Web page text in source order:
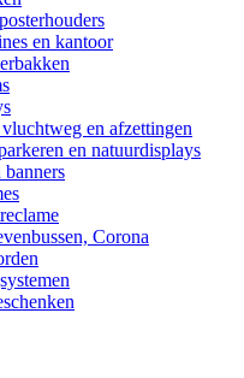
en kantoor
en afzettingen
en natuurdisplays
banners
Corona